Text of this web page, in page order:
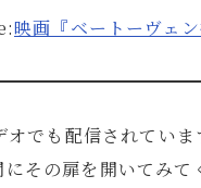
映画『ベートーヴェ
でも配信されていま
その扉を開いてみて